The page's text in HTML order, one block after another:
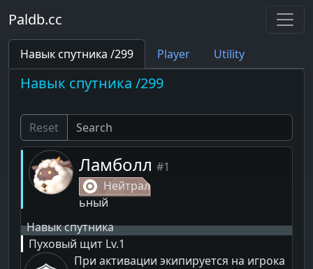
Paldb.cc
Навык спутника /299 Player Utility
Навык спутника /299
Reset
Ламболл #1
Нейтрал
ьный
Навык спутника
Пуховый щит Lv.1
При активации экипируется на игрока